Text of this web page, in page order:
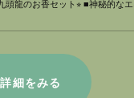
詳細をみる